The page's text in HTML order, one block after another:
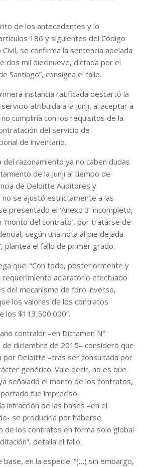
de los antecedentes y lo
186 y siguientes del Código
se confirma la sentencia apelada
dos mil diecinueve, dictada por el
Santiago”, consigna el fallo.
instancia ratificada descartó la
atribuida a la Junji, al aceptar a
cumpliría con los requisitos de la
del servicio de
de inventario.
del razonamiento ya no caben dudas
de la Junji al tiempo de
de Deloitte Auditores y
se ajustó estrictamente a las
presentado el ‘Anexo 3’ incompleto,
‘monto del contrato’, por tratarse de
según una nota al pie dejada
plantea el fallo de primer grado.
que: “Con todo, posteriormente y
aclaratorio efectuado
del mecanismo de foro inverso,
los valores de los contratos
los $113.500.000”.
contralor –en Dictamen N°
diciembre de 2015– consideró que
por Deloitte –tras ser consultada por
genérico. Vale decir, no es que
señalado el monto de los contratos,
fue impreciso.
infracción de las bases –en el
se produciría por haberse
de los contratos en forma solo global
detalla el fallo.
base, en la especie: “(…) sin embargo,